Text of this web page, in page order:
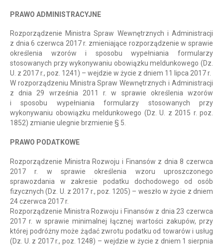
PRAWO ADMINISTRACYJNE
Rozporządzenie Ministra Spraw Wewnętrznych i Administracji
z dnia 6 czerwca 2017 r. zmieniające rozporządzenie w sprawie
określenia wzorów i sposobu wypełniania formularzy
stosowanych przy wykonywaniu obowiązku meldunkowego (Dz.
U. z 2017 r., poz. 1241) – wejdzie w życie z dniem 11 lipca 2017 r.
W rozporządzeniu Ministra Spraw Wewnętrznych i Administracji
z dnia 29 września 2011 r. w sprawie określenia wzorów
i sposobu wypełniania formularzy stosowanych przy
wykonywaniu obowiązku meldunkowego (Dz. U. z 2015 r. poz.
1852) zmianie ulegnie brzmienie § 5.
PRAWO PODATKOWE
Rozporządzenie Ministra Rozwoju i Finansów z dnia 8 czerwca
2017 r. w sprawie określenia wzoru uproszczonego
sprawozdania w zakresie podatku dochodowego od osób
fizycznych (Dz. U. z 2017 r., poz. 1205) – weszło w życie z dniem
24 czerwca 2017 r.
Rozporządzenie Ministra Rozwoju i Finansów z dnia 23 czerwca
2017 r. w sprawie minimalnej łącznej wartości zakupów, przy
której podróżny może żądać zwrotu podatku od towarów i usług
(Dz. U. z 2017 r., poz. 1248) – wejdzie w życie z dniem 1 sierpnia